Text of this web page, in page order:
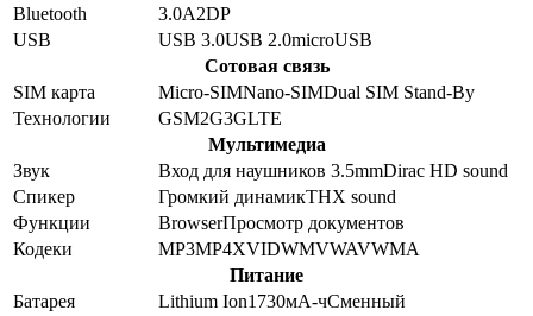
Bluetooth
3.0A2DP
USB
USB 3.0USB 2.0microUSB
Сотовая связь
SIM карта
Micro-SIMNano-SIMDual SIM Stand-By
Технологии
GSM2G3GLTE
Мультимедиа
Звук
Вход для наушников 3.5mmDirac HD sound
Спикер
Громкий динамикTHX sound
Функции
BrowserПросмотр документов
Кодеки
MP3MP4XVIDWMVWAVWMA
Питание
Батарея
Lithium Ion1730мА-чСменный